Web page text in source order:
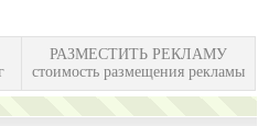
РАЗМЕСТИТЬ РЕКЛАМУ
стоимость размещения рекламы